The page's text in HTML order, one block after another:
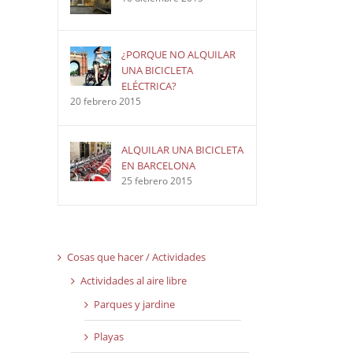
¿PORQUE NO ALQUILAR
UNA BICICLETA
ELÉCTRICA?
20 febrero 2015
ALQUILAR UNA BICICLETA
EN BARCELONA
25 febrero 2015
Cosas que hacer / Actividades
Actividades al aire libre
Parques y jardine
Playas